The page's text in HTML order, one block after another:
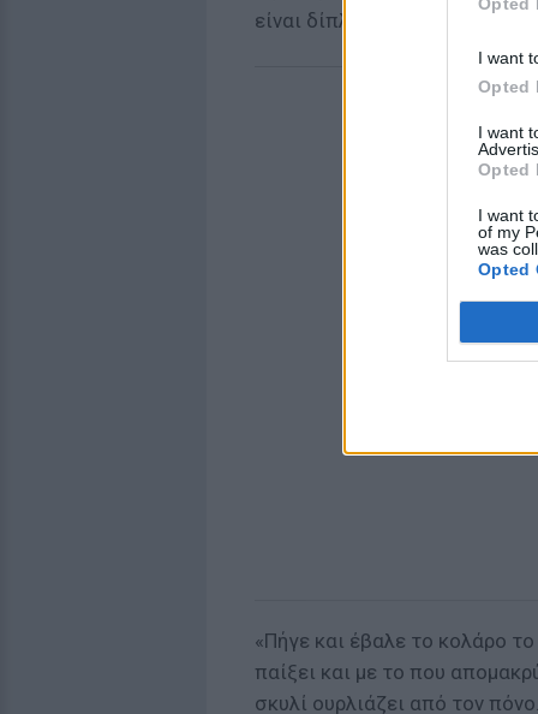
I want
Opted
I want
Opted
I want
of my
was
Opted
είναι δίπλα του.
«Πήγε και έβαλε το κολάρο
παίξει και με το που
σκυλί ουρλιάζει από τον